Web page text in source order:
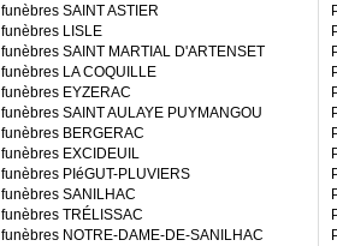
SAINT ASTIER
LISLE
SAINT MARTIAL D'ARTENSET
LA COQUILLE
EYZERAC
SAINT AULAYE PUYMANGOU
BERGERAC
EXCIDEUIL
PIéGUT-PLUVIERS
SANILHAC
TRÉLISSAC
NOTRE-DAME-DE-SANILHAC